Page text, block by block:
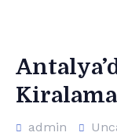
admin